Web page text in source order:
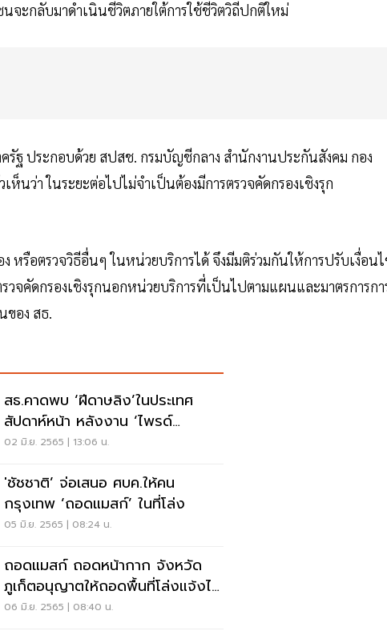
จะกลับมาดำเนินชีวิตภายใต้การใช้ชีวิตวิถีปกติใหม่
ฐ ประกอบด้วย สปสช. กรมบัญชีกลาง สำนักงานประกันสังคม กอง
นว่า ในระยะต่อไปไม่จำเป็นต้องมีการตรวจคัดกรองเชิงรุก
หรือตรวจวิธีอื่นๆ ในหน่วยบริการได้ จึงมีมติร่วมกันให้การปรับเงื่อน
วจคัดกรองเชิงรุกนอกหน่วยบริการที่เป็นไปตามแผนและมาตรการกา
ของ สธ.
สธ.คาดพบ ‘ฝีดาษลิง’ในประเทศ
สัปดาห์หน้า หลังงาน ‘ไพรด์
พาเหรด’ในไทย
02 มิ.ย. 2565 | 13:06 น.
'ชัชชาติ’ จ่อเสนอ ศบค.ให้คน
กรุงเทพ ‘ถอดแมสก์’ ในที่โล่ง
05 มิ.ย. 2565 | 08:24 น.
ถอดแมสก์ ถอดหน้ากาก จังหวัด
ภูเก็ตอนุญาตให้ถอดพื้นที่โล่งแจ้งได้
จริงหรือ?
06 มิ.ย. 2565 | 08:40 น.